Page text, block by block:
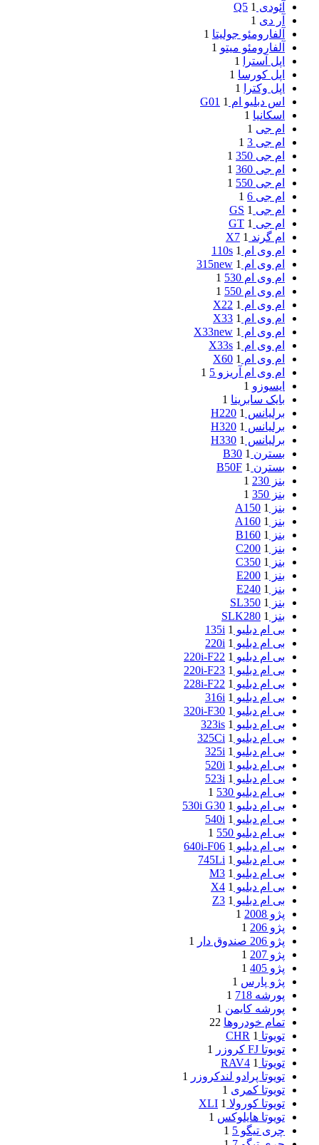
آئودی Q5 1
آر دی 1
آلفارومئو جولیتا 1
آلفارومئو میتو 1
اپل آسترا
1
اپل کورسا 1
اپل وکترا
1
اس دبلیو ام G01 1
اسکانیا 1
ام جی 1
ام جی 3
1
ام جی 350
1
ام جی 360
1
ام جی 550
1
ام جی 6
1
ام جی GS 1
ام جی GT 1
ام گرند X7 1
ام وی ام 110s 1
ام وی ام 315new 1
ام وی ام 530
1
ام وی ام 550
1
ام وی ام X22 1
ام وی ام X33 1
ام وی ام X33new 1
ام وی ام X33s 1
ام وی ام X60 1
ام وی ام آریزو 5
1
ایسوزو 1
بایک سابرینا 1
برلیانس H220 1
برلیانس H320 1
برلیانس H330 1
بسترن B30 1
بسترن B50F 1
بنز 230
1
بنز 350
1
بنز A150
1
بنز A160
1
بنز B160
1
بنز C200
1
بنز C350
1
بنز E200
1
بنز E240
1
بنز SL350
1
بنز SLK280
1
بی ام دبلیو 135i 1
بی ام دبلیو 220i 1
بی ام دبلیو 220i-F22 1
بی ام دبلیو 220i-F23 1
بی ام دبلیو 228i-F22 1
بی ام دبلیو 316i 1
بی ام دبلیو 320i-F30 1
بی ام دبلیو 323is 1
بی ام دبلیو 325Ci 1
بی ام دبلیو 325i 1
بی ام دبلیو 520i 1
بی ام دبلیو 523i 1
بی ام دبلیو 530
1
بی ام دبلیو 530i G30 1
بی ام دبلیو 540i 1
بی ام دبلیو 550
1
بی ام دبلیو 640i-F06 1
بی ام دبلیو 745Li 1
بی ام دبلیو M3 1
بی ام دبلیو X4 1
بی ام دبلیو Z3 1
پژو 2008
1
پژو 206
1
پژو 206 صندوق دار
1
پژو 207
1
پژو 405
1
پژو پارس 1
پورشه 718
1
پورشه کایمن 1
تمام خودروها 22
تویوتا CHR 1
تویوتا FJ کروزر
1
تویوتا RAV4 1
تویوتا پرادو لندکروزر
1
تویوتا کمری 1
تویوتا کورولا XLI 1
تویوتا هایلوکس 1
چری تیگو 5
1